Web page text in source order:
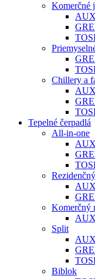
Komerčné
AUX
Chillery a
AUX
Tepelné čerpadlá
All-in-one
AUX
AUX
Komerčný
AUX
Split
AUX
Biblok